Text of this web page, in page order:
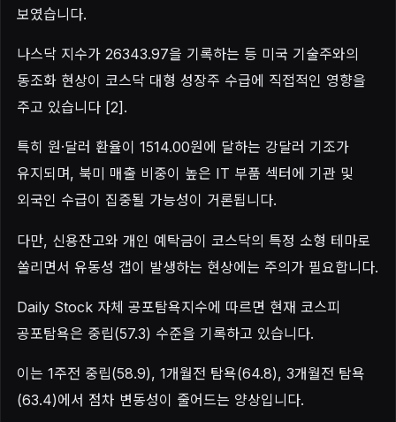
보였습니다.
나스닥 지수가 26343.97을 기록하는 등 미국 기술주와의
동조화 현상이 코스닥 대형 성장주 수급에 직접적인 영향을
주고 있습니다 [2].
특히 원·달러 환율이 1514.00원에 달하는 강달러 기조가
유지되며, 북미 매출 비중이 높은 IT 부품 섹터에 기관 및
외국인 수급이 집중될 가능성이 거론됩니다.
다만, 신용잔고와 개인 예탁금이 코스닥의 특정 소형 테마로
쏠리면서 유동성 갭이 발생하는 현상에는 주의가 필요합니다.
Daily Stock 자체 공포탐욕지수에 따르면 현재 코스피
공포탐욕은 중립(57.3) 수준을 기록하고 있습니다.
이는 1주전 중립(58.9), 1개월전 탐욕(64.8), 3개월전 탐욕
(63.4)에서 점차 변동성이 줄어드는 양상입니다.